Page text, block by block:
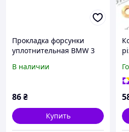
Прокладка форсунки
уплотнительная BMW 3
(кольцо)
В наличии
86₴
Купить